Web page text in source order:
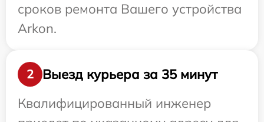
сроков ремонта Вашего устройства
Arkon.
2
Выезд курьера за 35 минут
Квалифицированный инженер